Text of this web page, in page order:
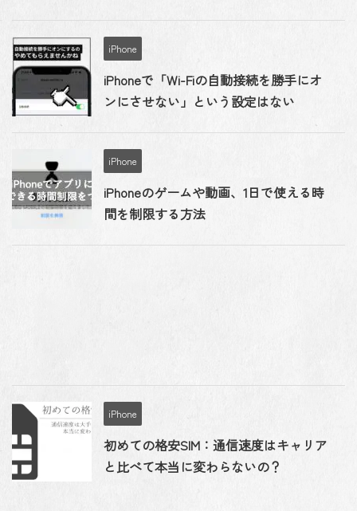
iPhone
iPhoneで「Wi-Fiの自動接続を勝手にオ
ンにさせない」という設定はない
iPhone
iPhoneのゲームや動画、1日で使える時
間を制限する方法
iPhone
初めての格安SIM：通信速度はキャリア
と比べて本当に変わらないの？